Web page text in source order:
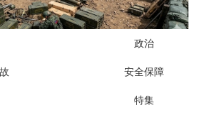
政治
安全保障
特集